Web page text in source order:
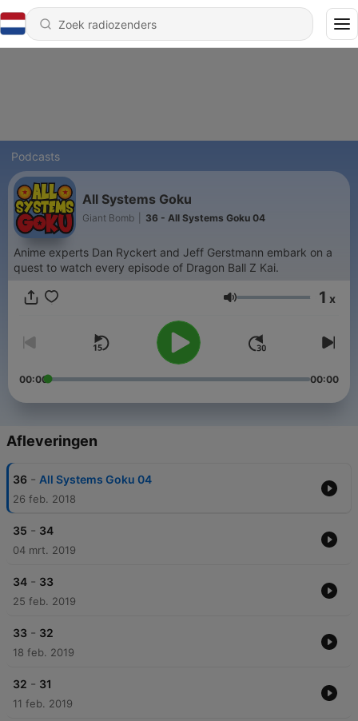
Podcasts
All Systems Goku
Giant Bomb 36 - All Systems Goku 04
Anime experts Dan Ryckert and Jeff Gerstmann embark on a
quest to watch every episode of Dragon Ball Z Kai.
Volume 1 x
00:00 00:00
Afleveringen
36 - All Systems Goku 04
26 feb. 2018
35 - 34
04 mrt. 2019
34 - 33
25 feb. 2019
33 - 32
18 feb. 2019
32 - 31
11 feb. 2019